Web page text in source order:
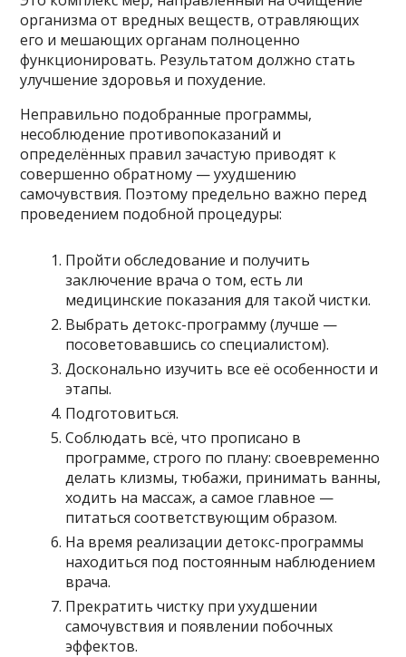
организма от вредных веществ, отравляющих
его и мешающих органам полноценно
функционировать. Результатом должно стать
улучшение здоровья и похудение.
Неправильно подобранные программы,
несоблюдение противопоказаний и
определённых правил зачастую приводят к
совершенно обратному — ухудшению
самочувствия. Поэтому предельно важно перед
проведением подобной процедуры:
Пройти обследование и получить
заключение врача о том, есть ли
медицинские показания для такой чистки.
Выбрать детокс-программу (лучше —
посоветовавшись со специалистом).
Досконально изучить все её особенности и
этапы.
Подготовиться.
Соблюдать всё, что прописано в
программе, строго по плану: своевременно
делать клизмы, тюбажи, принимать ванны,
ходить на массаж, а самое главное —
питаться соответствующим образом.
На время реализации детокс-программы
находиться под постоянным наблюдением
врача.
Прекратить чистку при ухудшении
самочувствия и появлении побочных
эффектов.